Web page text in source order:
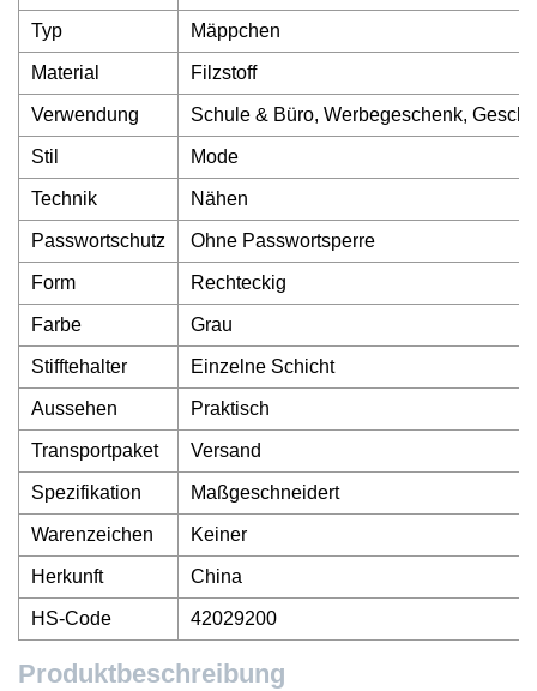
Typ Mäppchen
Material Filzstoff
Verwendung Schule & Büro, Werbegeschenk,
Stil Mode
Technik Nähen
Passwortschutz Ohne Passwortsperre
Form Rechteckig
Farbe Grau
Stifftehalter Einzelne Schicht
Aussehen Praktisch
Transportpaket Versand
Spezifikation Maßgeschneidert
Warenzeichen Keiner
Herkunft China
HS-Code 42029200
Produktbeschreibung